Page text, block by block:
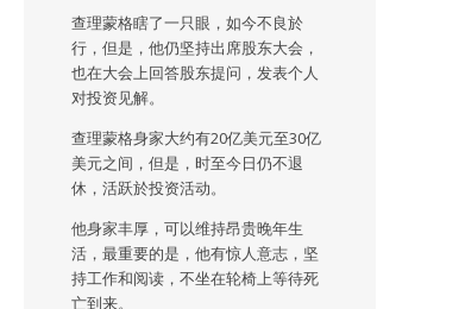
查理蒙格瞎了一只眼，如今不良於
行，但是，他仍坚持出席股东大会，
也在大会上回答股东提问，发表个人
对投资见解。
查理蒙格身家大约有20亿美元至30亿
美元之间，但是，时至今日仍不退
休，活跃於投资活动。
他身家丰厚，可以维持昂贵晚年生
活，最重要的是，他有惊人意志，坚
持工作和阅读，不坐在轮椅上等待死
亡到来。